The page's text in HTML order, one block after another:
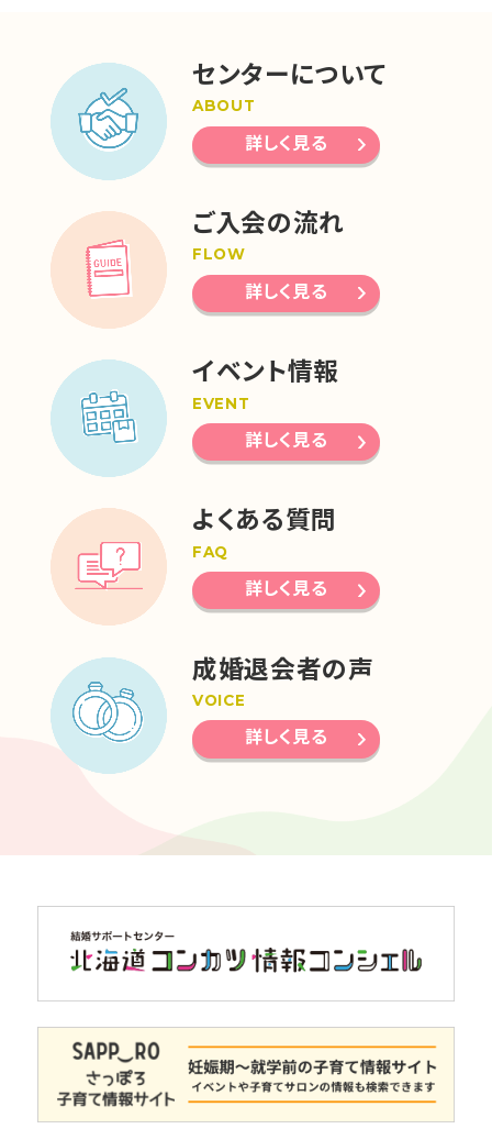
センターについて
ABOUT
詳しく見る
ご入会の流れ
FLOW
詳しく見る
イベント情報
EVENT
詳しく見る
よくある質問
FAQ
詳しく見る
成婚退会者の声
VOICE
詳しく見る